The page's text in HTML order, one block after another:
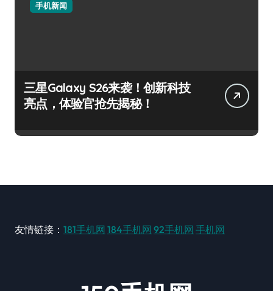
手机新闻
三星Galaxy S26来袭！创新科技
亮点，体验官抢先揭秘！
友情链接： 181手机网 184手机网 92手机网 手机网